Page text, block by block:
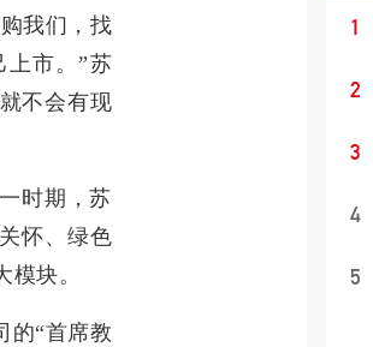
我们，找
上市。”苏
不会有现
时期，苏
怀、绿色
块。
的“首席教
1
2
3
4
5